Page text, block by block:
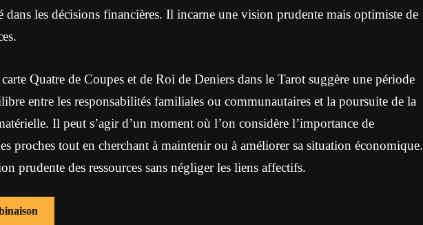
dans les décisions financières. Il incarne une vision prudente mais optimiste de
Quatre de Coupes et de Roi de Deniers dans le Tarot suggère une période
entre les responsabilités familiales ou communautaires et la poursuite de la
Il peut s’agir d’un moment où l’on considère l’importance de
proches tout en cherchant à maintenir ou à améliorer sa situation économique.
prudente des ressources sans négliger les liens affectifs.